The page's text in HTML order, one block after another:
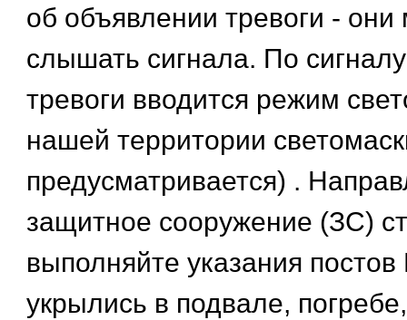
об объявлении тревоги - они
слышать сигнала. По
тревоги вводится режим
нашей территории
предусматривается) .
защитное сооружение (ЗС)
выполняйте указания
укрылись в подвале,